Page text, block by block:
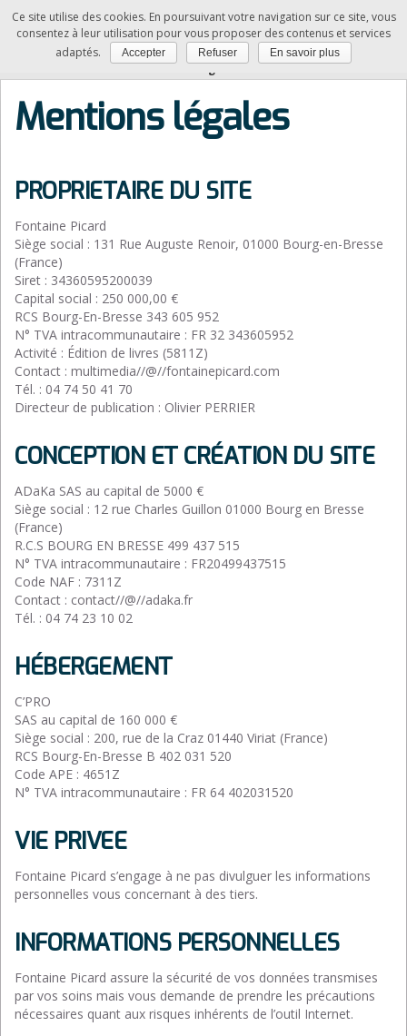
SAM
Accueil»Mentions légales
Mentions légales
PROPRIETAIRE DU SITE
Fontaine Picard
Siège social : 131 Rue Auguste Renoir, 01000 Bourg-en-Bresse
(France)
Siret : 34360595200039
Capital social : 250 000,00 €
RCS Bourg-En-Bresse 343 605 952
N° TVA intracommunautaire : FR 32 343605952
Activité : Édition de livres (5811Z)
Contact : multimedia//@//fontainepicard.com
Tél. : 04 74 50 41 70
Directeur de publication : Olivier PERRIER
CONCEPTION ET CRÉATION DU SITE
ADaKa SAS au capital de 5000 €
Siège social : 12 rue Charles Guillon 01000 Bourg en Bresse
(France)
R.C.S BOURG EN BRESSE 499 437 515
N° TVA intracommunautaire : FR20499437515
Code NAF : 7311Z
Contact : contact//@//adaka.fr
Tél. : 04 74 23 10 02
HÉBERGEMENT
C’PRO
SAS au capital de 160 000 €
Siège social : 200, rue de la Craz 01440 Viriat (France)
RCS Bourg-En-Bresse B 402 031 520
Code APE : 4651Z
N° TVA intracommunautaire : FR 64 402031520
VIE PRIVEE
Fontaine Picard s’engage à ne pas divulguer les informations
personnelles vous concernant à des tiers.
INFORMATIONS PERSONNELLES
Fontaine Picard assure la sécurité de vos données transmises
par vos soins mais vous demande de prendre les précautions
nécessaires quant aux risques inhérents de l’outil Internet.
Ce site utilise des cookies. En poursuivant votre navigation sur ce site, vous
consentez à leur utilisation pour vous proposer des contenus et services
adaptés.
Accepter Refuser En savoir plus